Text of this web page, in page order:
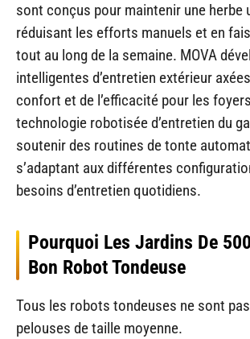
sont conçus pour maintenir une herbe
réduisant les efforts manuels et en
tout au long de la semaine. MOVA
intelligentes d’entretien extérieur
confort et de l’efficacité pour les
technologie robotisée d’entretien du
soutenir des routines de tonte
s’adaptant aux différentes
besoins d’entretien quotidiens.
Pourquoi Les Jardins De
Bon Robot Tondeuse
Tous les robots tondeuses ne sont
pelouses de taille moyenne.